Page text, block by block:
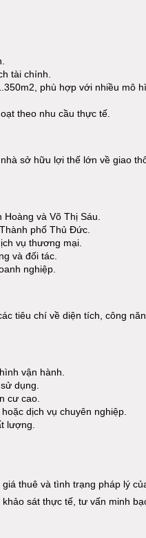
tài chính.
phù hợp với nhiều mô
theo nhu cầu thực tế.
sở hữu lợi thế lớn về giao
và Võ Thị Sáu.
phố Thủ Đức.
vụ thương mại.
và đối tác.
nghiệp.
tiêu chí về diện tích, công
vận hành.
dụng.
cư cao.
dịch vụ chuyên nghiệp.
lượng.
thuê và tình trạng pháp lý
sát thực tế, tư vấn minh